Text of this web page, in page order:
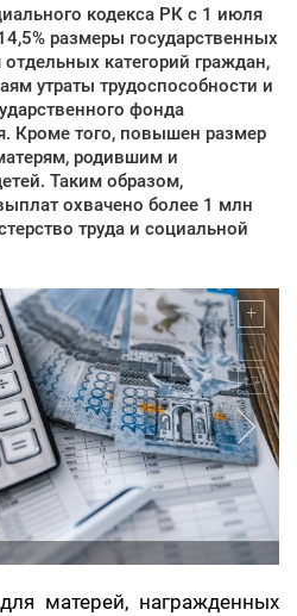
кодекса РК с 1 июля
размеры государственных
категорий граждан,
утраты трудоспособности и
фонда
Кроме того, повышен размер
родившим и
Таким образом,
охвачено более 1 млн
труда и социальной
матерей, награжденных